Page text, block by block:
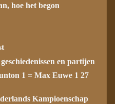
hoe het begon
en partijen
1 = Max Euwe 1 27
Kampioenschap